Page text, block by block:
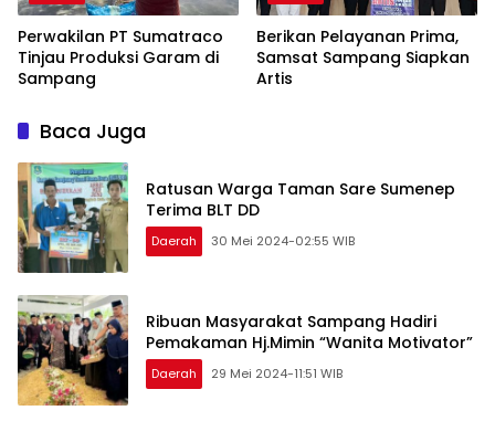
Perwakilan PT Sumatraco
Tinjau Produksi Garam di
Sampang
Berikan Pelayanan Prima,
Samsat Sampang Siapkan
Artis
Baca Juga
Ratusan Warga Taman Sare Sumenep
Terima BLT DD
Daerah 30 Mei 2024-02:55 WIB
Ribuan Masyarakat Sampang Hadiri
Pemakaman Hj.Mimin “Wanita Motivator”
Daerah 29 Mei 2024-11:51 WIB